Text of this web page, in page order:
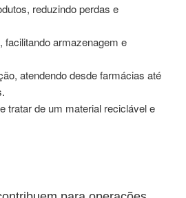
reduzindo perdas e
facilitando armazenagem e
atendendo desde farmácias até
tratar de um material reciclável e